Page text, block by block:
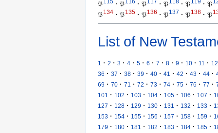
𝔓115 · 𝔓116 · 𝔓117 · 𝔓118 · 𝔓119 · 𝔓
𝔓134 · 𝔓135 · 𝔓136 · 𝔓137 · 𝔓138 · 𝔓
List of New
1 · 2 · 3 · 4 · 5 · 6 · 7 · 8 · 9 · 10 · 11 · 12
36 · 37 · 38 · 39 · 40 · 41 · 42 · 43 · 44 ·
69 · 70 · 71 · 72 · 73 · 74 · 75 · 76 · 77 ·
101
· 102 · 103 · 104 · 105 · 106 · 107 ·
127 · 128 · 129 · 130 · 131 · 132 · 133 ·
153 · 154 · 155 · 156 · 157 · 158 · 159 ·
179 · 180 · 181 · 182 · 183 · 184 · 185 ·